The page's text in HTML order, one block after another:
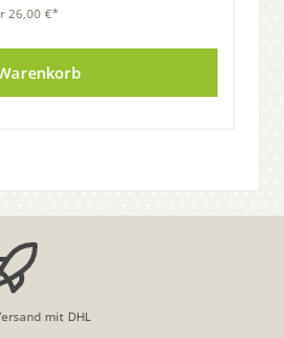
26,00 €*
mit DHL